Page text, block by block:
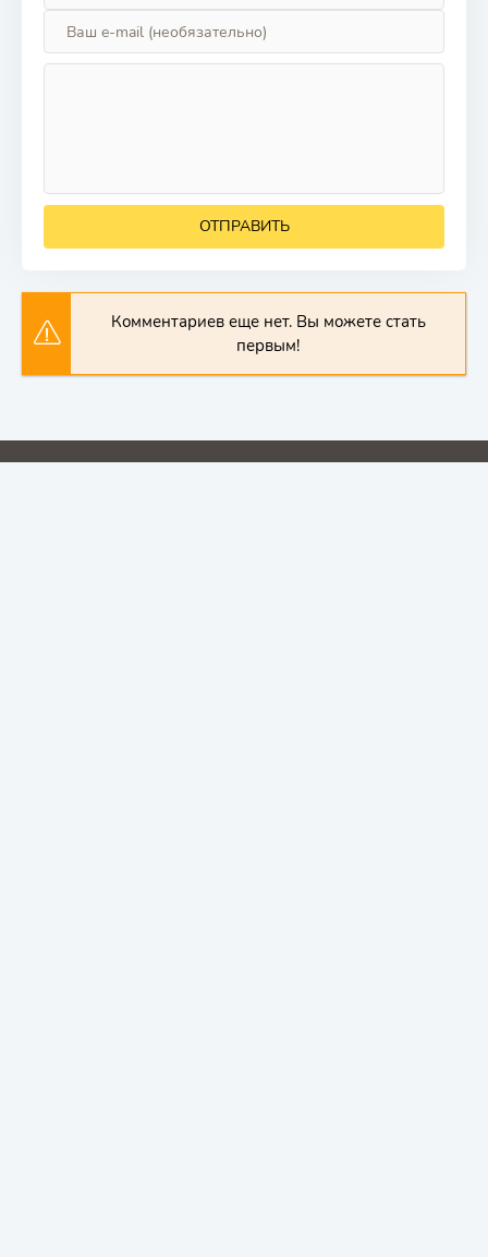
ОТПРАВИТЬ
Комментариев еще нет. Вы можете стать
первым!